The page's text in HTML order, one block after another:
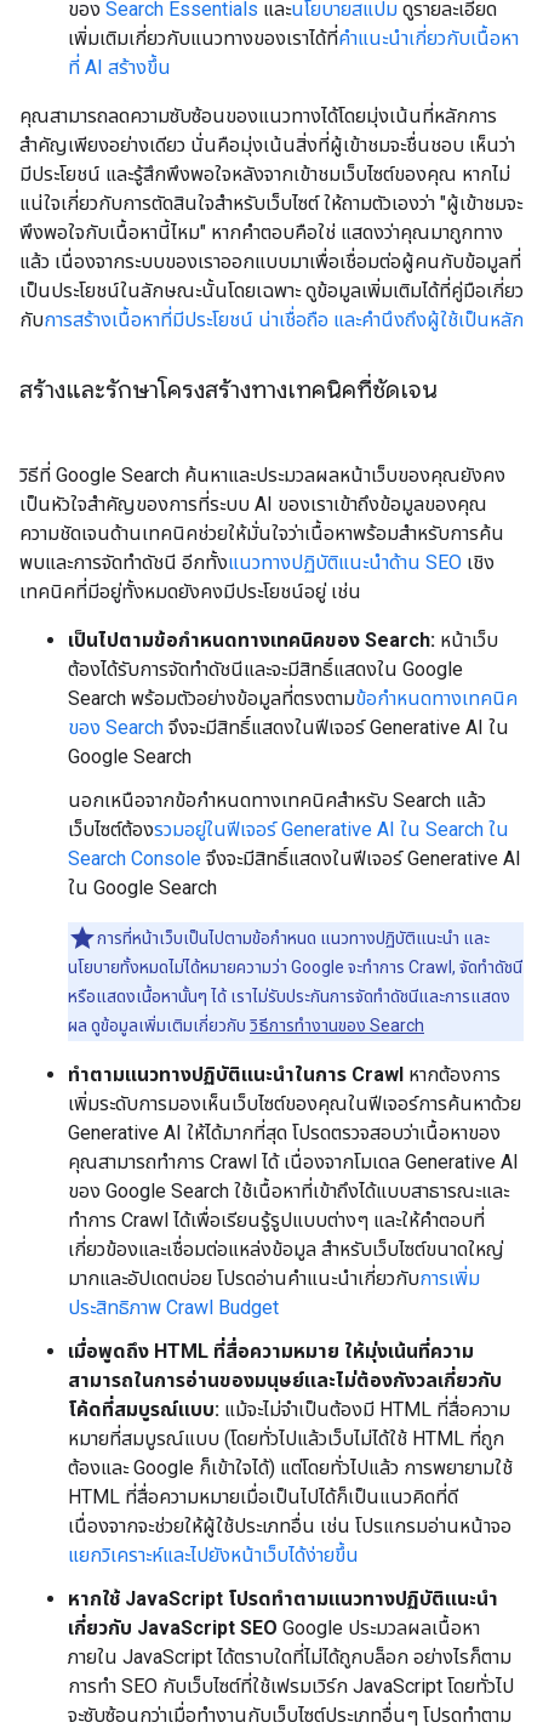
ของ Search Essentials และนโยบายสแปม ดูรายละเอียด
เพิ่มเติมเกี่ยวกับแนวทางของเราได้ที่คำแนะนำเกี่ยวกับเนื้อหา
ที่ AI สร้างขึ้น
คุณสามารถลดความซับซ้อนของแนวทางได้โดยมุ่งเน้นที่หลักการ
สำคัญเพียงอย่างเดียว นั่นคือมุ่งเน้นสิ่งที่ผู้เข้าชมจะชื่นชอบ เห็นว่า
มีประโยชน์ และรู้สึกพึงพอใจหลังจากเข้าชมเว็บไซต์ของคุณ หากไม่
แน่ใจเกี่ยวกับการตัดสินใจสำหรับเว็บไซต์ ให้ถามตัวเองว่า "ผู้เข้าชมจะ
พึงพอใจกับเนื้อหานี้ไหม" หากคำตอบคือใช่ แสดงว่าคุณมาถูกทาง
แล้ว เนื่องจากระบบของเราออกแบบมาเพื่อเชื่อมต่อผู้คนกับข้อมูลที่
เป็นประโยชน์ในลักษณะนั้นโดยเฉพาะ ดูข้อมูลเพิ่มเติมได้ที่คู่มือเกี่ยว
กับการสร้างเนื้อหาที่มีประโยชน์ น่าเชื่อถือ และคำนึงถึงผู้ใช้เป็นหลัก
สร้างและรักษาโครงสร้างทางเทคนิคที่ชัดเจน
วิธีที่ Google Search ค้นหาและประมวลผลหน้าเว็บของคุณยังคง
เป็นหัวใจสำคัญของการที่ระบบ AI ของเราเข้าถึงข้อมูลของคุณ
ความชัดเจนด้านเทคนิคช่วยให้มั่นใจว่าเนื้อหาพร้อมสำหรับการค้น
พบและการจัดทำดัชนี อีกทั้งแนวทางปฏิบัติแนะนำด้าน SEO เชิง
เทคนิคที่มีอยู่ทั้งหมดยังคงมีประโยชน์อยู่ เช่น
เป็นไปตามข้อกำหนดทางเทคนิคของ Search: หน้าเว็บ
ต้องได้รับการจัดทำดัชนีและจะมีสิทธิ์แสดงใน Google
Search พร้อมตัวอย่างข้อมูลที่ตรงตามข้อกำหนดทางเทคนิค
ของ Search จึงจะมีสิทธิ์แสดงในฟีเจอร์ Generative AI ใน
Google Search
นอกเหนือจากข้อกำหนดทางเทคนิคสำหรับ Search แล้ว
เว็บไซต์ต้องรวมอยู่ในฟีเจอร์ Generative AI ใน Search ใน
Search Console จึงจะมีสิทธิ์แสดงในฟีเจอร์ Generative AI
ใน Google Search
การที่หน้าเว็บเป็นไปตามข้อกำหนด แนวทางปฏิบัติแนะนำ และ
นโยบายทั้งหมดไม่ได้หมายความว่า Google จะทำการ Crawl, จัดทำดัชนี
หรือแสดงเนื้อหานั้นๆ ได้ เราไม่รับประกันการจัดทําดัชนีและการแสดง
ผล ดูข้อมูลเพิ่มเติมเกี่ยวกับ วิธีการทำงานของ Search
ทำตามแนวทางปฏิบัติแนะนำในการ Crawl หากต้องการ
เพิ่มระดับการมองเห็นเว็บไซต์ของคุณในฟีเจอร์การค้นหาด้วย
Generative AI ให้ได้มากที่สุด โปรดตรวจสอบว่าเนื้อหาของ
คุณสามารถทำการ Crawl ได้ เนื่องจากโมเดล Generative AI
ของ Google Search ใช้เนื้อหาที่เข้าถึงได้แบบสาธารณะและ
ทำการ Crawl ได้เพื่อเรียนรู้รูปแบบต่างๆ และให้คำตอบที่
เกี่ยวข้องและเชื่อมต่อแหล่งข้อมูล สำหรับเว็บไซต์ขนาดใหญ่
มากและอัปเดตบ่อย โปรดอ่านคำแนะนำเกี่ยวกับการเพิ่ม
ประสิทธิภาพ Crawl Budget
เมื่อพูดถึง HTML ที่สื่อความหมาย ให้มุ่งเน้นที่ความ
สามารถในการอ่านของมนุษย์และไม่ต้องกังวลเกี่ยวกับ
โค้ดที่สมบูรณ์แบบ: แม้จะไม่จำเป็นต้องมี HTML ที่สื่อความ
หมายที่สมบูรณ์แบบ (โดยทั่วไปแล้วเว็บไม่ได้ใช้ HTML ที่ถูก
ต้องและ Google ก็เข้าใจได้) แต่โดยทั่วไปแล้ว การพยายามใช้
HTML ที่สื่อความหมายเมื่อเป็นไปได้ก็เป็นแนวคิดที่ดี
เนื่องจากจะช่วยให้ผู้ใช้ประเภทอื่น เช่น โปรแกรมอ่านหน้าจอ
แยกวิเคราะห์และไปยังหน้าเว็บได้ง่ายขึ้น
หากใช้ JavaScript โปรดทำตามแนวทางปฏิบัติแนะนำ
เกี่ยวกับ JavaScript SEO Google ประมวลผลเนื้อหา
ภายใน JavaScript ได้ตราบใดที่ไม่ได้ถูกบล็อก อย่างไรก็ตาม
การทํา SEO กับเว็บไซต์ที่ใช้เฟรมเวิร์ก JavaScript โดยทั่วไป
จะซับซ้อนกว่าเมื่อทํางานกับเว็บไซต์ประเภทอื่นๆ โปรดทำตาม